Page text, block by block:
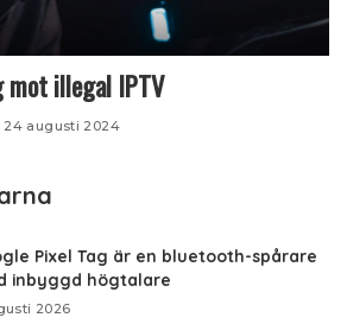
illegal IPTV
24 augusti 2024
Pixel Tag är en bluetooth-spårare
inbyggd högtalare
2026